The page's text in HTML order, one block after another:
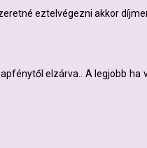
eztelvégezni akkor
elzárva.. A legjobb